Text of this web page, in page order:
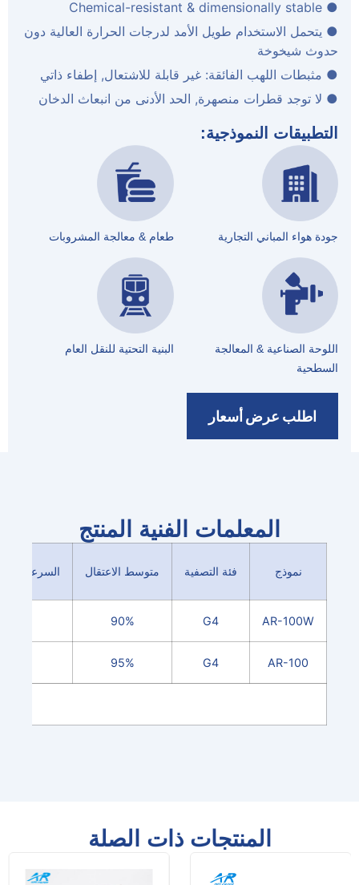
● Chemical-resistant & dimensionally stable
● يتحمل الاستخدام طويل الأمد لدرجات الحرارة العالية دون
حدوث شيخوخة
● مثبطات اللهب الفائقة: غير قابلة للاشتعال, إطفاء ذاتي
● لا توجد قطرات منصهرة, الحد الأدنى من انبعاث الدخان
التطبيقات النموذجية:
جودة هواء المباني التجارية طعام & معالجة المشروبات
اللوحة الصناعية & المعالجة
السطحية
البنية التحتية للنقل العام
اطلب عرض أسعار
المعلمات الفنية المنتج
نموذج فئة التصفية متوسط ​​الاعتقال السرعة
AR-100W
G4
90%
AR-100
G4
95%
المنتجات ذات الصلة